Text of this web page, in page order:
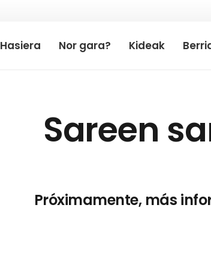
Hasiera Nor gara? Kideak
Sareen
Próximamente, más